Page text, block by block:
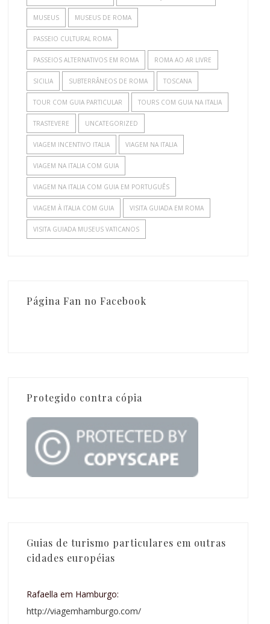
MUSEUS MUSEUS DE ROMA
PASSEIO CULTURAL ROMA
PASSEIOS ALTERNATIVOS EM ROMA ROMA AO AR LIVRE
SICILIA SUBTERRÂNEOS DE ROMA TOSCANA
TOUR COM GUIA PARTICULAR TOURS COM GUIA NA ITALIA
TRASTEVERE UNCATEGORIZED
VIAGEM INCENTIVO ITALIA VIAGEM NA ITALIA
VIAGEM NA ITALIA COM GUIA
VIAGEM NA ITALIA COM GUIA EM PORTUGUÊS
VIAGEM À ITALIA COM GUIA VISITA GUIADA EM ROMA
VISITA GUIADA MUSEUS VATICANOS
Página Fan no Facebook
Protegido contra cópia
Guias de turismo particulares em outras
cidades européias
Rafaella em Hamburgo:
http://viagemhamburgo.com/